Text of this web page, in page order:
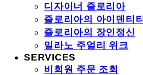
디자이너 즐로리아
즐로리아의 아이덴티티
즐로리아의 장인정신
밀라노 주얼리 위크
SERVICES
비회원 주문 조회